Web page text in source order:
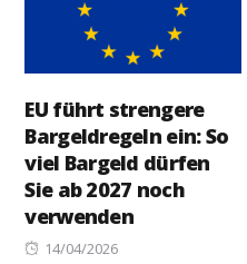
EU führt strengere
Bargeldregeln ein: So
viel Bargeld dürfen
Sie ab 2027 noch
verwenden
Posted
14/04/2026